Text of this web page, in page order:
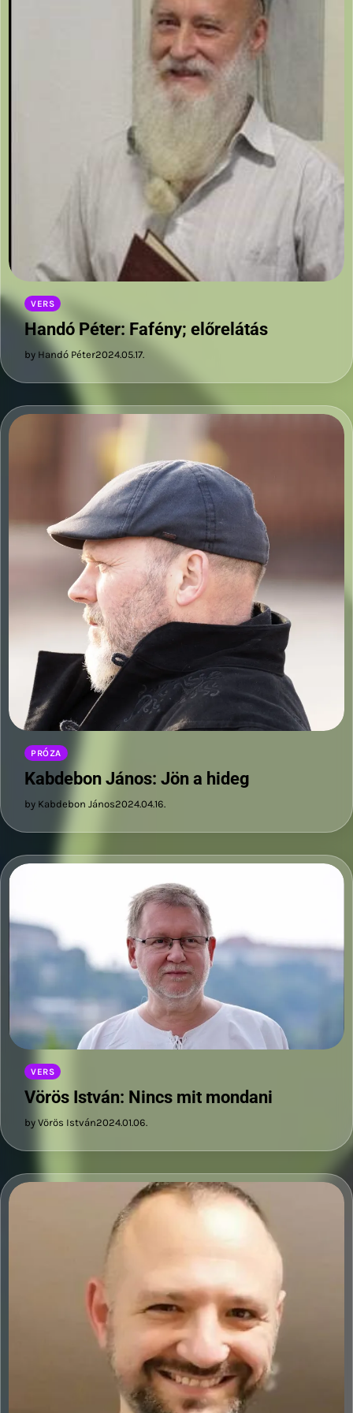
VERS
Handó Péter: Fafény; előrelátás
by Handó Péter2024.05.17.
PRÓZA
Kabdebon János: Jön a hideg
by Kabdebon János2024.04.16.
VERS
Vörös István: Nincs mit mondani
by Vörös István2024.01.06.